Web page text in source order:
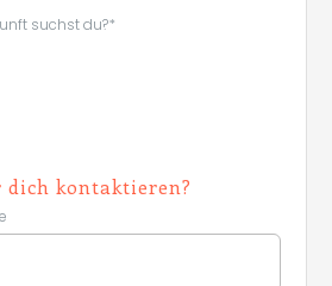
suchst du?*
dich kontaktieren?